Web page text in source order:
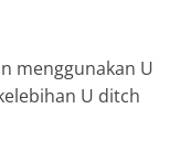
menggunakan U
U ditch